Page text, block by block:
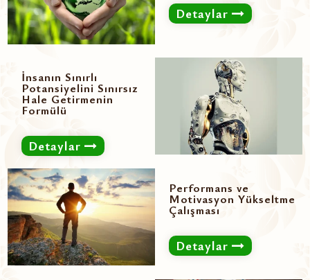
Detaylar
İnsanın Sınırlı
Potansiyelini Sınırsız
Hale Getirmenin
Formülü
Detaylar
Performans ve
Motivasyon Yükseltme
Çalışması
Detaylar